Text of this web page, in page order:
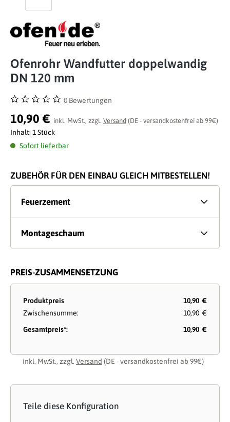
Ofenrohr Wandfutter doppelwandig
DN 120 mm
Durchschnittliche Bewertung von 0 von 5 Sternen
0 Bewertungen
10,90 € inkl. MwSt., zzgl. Versand (DE - versandkostenfrei ab 99€)
Inhalt: 1 Stück
Sofort lieferbar
ZUBEHÖR FÜR DEN EINBAU GLEICH MITBESTELLEN!
Feuerzement
Montageschaum
PREIS-ZUSAMMENSETZUNG
Produktpreis
10,90 €
Zwischensumme:
10,90 €
Gesamtpreis*:
10,90 €
inkl. MwSt., zzgl. Versand (DE - versandkostenfrei ab 99€)
Teile diese Konfiguration